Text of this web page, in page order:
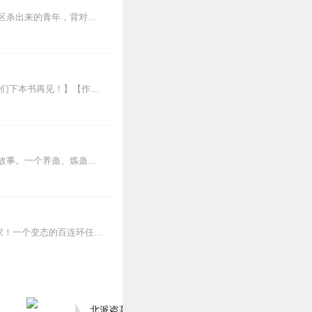
【内容简介】灾变过后，大地满目疮痍。粮食匮乏，资源紧俏，局势混乱……一位从待规划区杀出来的青年，背对着漫天黄沙，孤身来到九区谋生，却不曾想偶然结识三五好友，一念...
【本书目前已全文完结，vip会员可免费畅听全部内容！感谢大家一直以来的支持与喜爱，我们下本书再见！】【作品简介】《女神的战神狂婿》8岁家庭败落，23岁王者归来。...
内容简介【黑暗文反派流封神之作】人是万物之灵，蛊是天地真精。一个穿越者不断重生的故事。一个养蛊、炼蛊、用蛊的奇特世界。配音组（男角色）老宝玉旁白...
爆更活动来袭，8.6-8.10，每天早上8点更新5集哦一个落魄的游戏高手！一个迟来的超级玩家！一个变态的百连环任务，造就了一个让全世界玩家胆颤的隐藏职业！当你...